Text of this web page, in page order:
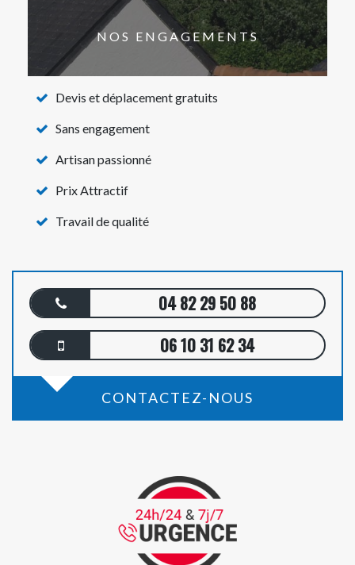
NOS ENGAGEMENTS
Devis et déplacement gratuits
Sans engagement
Artisan passionné
Prix Attractif
Travail de qualité
04 82 29 50 88
06 10 31 62 34
CONTACTEZ-NOUS